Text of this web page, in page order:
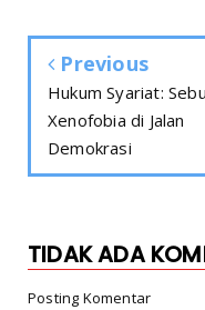
Previous
Hukum Syariat:
Xenofobia di Jalan
Demokrasi
TIDAK ADA
Posting Komentar